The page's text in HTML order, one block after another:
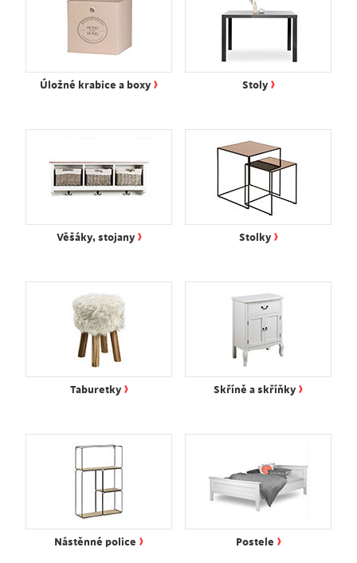
Úložné krabice a boxy › Stoly ›
Věšáky, stojany › Stolky ›
Taburetky › Skříně a skříňky ›
Nástěnné police › Postele ›